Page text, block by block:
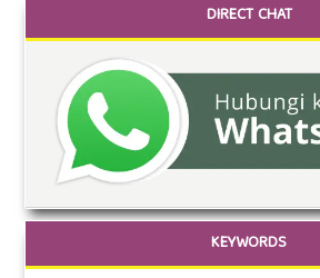
DIRECT CHAT
KEYWORDS